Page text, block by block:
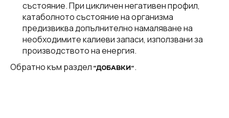
състояние. При цикличен негативен профил,
катаболното състояние на организма
предизвиква допълнително намаляване на
необходимите калиеви запаси, използвани за
производството на енергия.
Обратно към раздел “ДОБАВКИ“.